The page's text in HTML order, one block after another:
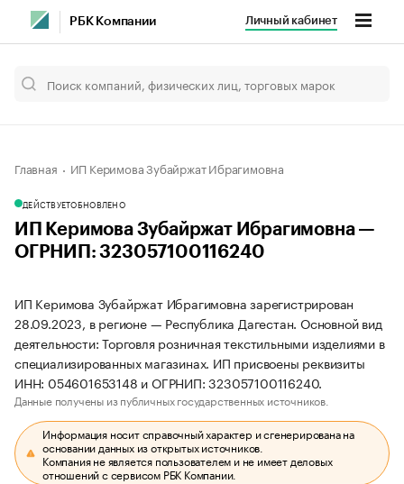
РБК Компании Личный кабинет
Главная ИП Керимова Зубайржат Ибрагимовна
ДЕЙСТВУЕТОБНОВЛЕНО
ИП Керимова Зубайржат Ибрагимовна —
ОГРНИП: 323057100116240
ИП Керимова Зубайржат Ибрагимовна зарегистрирован
28.09.2023, в регионе — Республика Дагестан. Основной вид
деятельности: Торговля розничная текстильными изделиями в
специализированных магазинах. ИП присвоены реквизиты
ИНН: 054601653148 и ОГРНИП: 323057100116240.
Данные получены из публичных государственных источников.
Информация носит справочный характер и сгенерирована на
основании данных из открытых источников.
Компания не является пользователем и не имеет деловых
отношений с сервисом РБК Компании.